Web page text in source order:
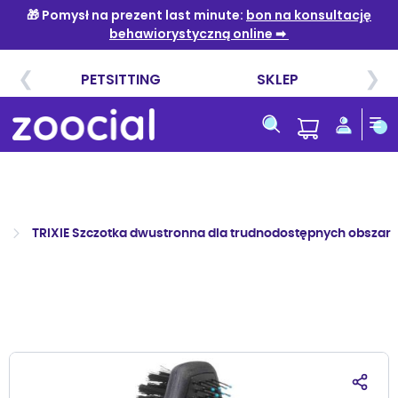
do
treści
TRIXIE Szczotka dwustronna dla trudnodostępnych
Przejdź